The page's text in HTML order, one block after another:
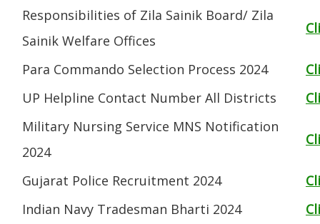
Responsibilities of Zila Sainik Board/ Zila
Sainik Welfare Offices
Para Commando Selection Process 2024
UP Helpline Contact Number All Districts
Military Nursing Service MNS Notification
2024
Gujarat Police Recruitment 2024
Indian Navy Tradesman Bharti 2024